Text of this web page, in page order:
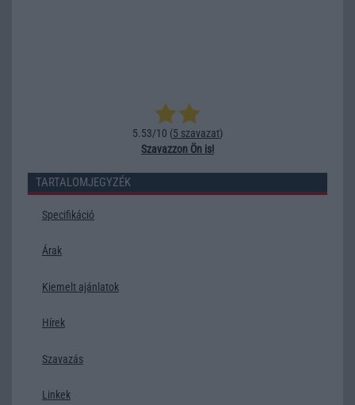
5.53/10 (5 szavazat)
Szavazzon Ön is!
TARTALOMJEGYZÉK
Specifikáció
Árak
Kiemelt ajánlatok
Hírek
Szavazás
Linkek